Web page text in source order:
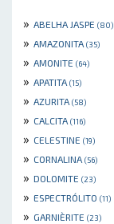
» ABELHA JASPE (80)
» AMAZONITA (35)
» AMONITE (64)
» APATITA (15)
» AZURITA (58)
» CALCITA (116)
» CELESTINE (19)
» CORNALINA (56)
» DOLOMITE (23)
» ESPECTRÓLITO (11)
» GARNIÈRITE (23)